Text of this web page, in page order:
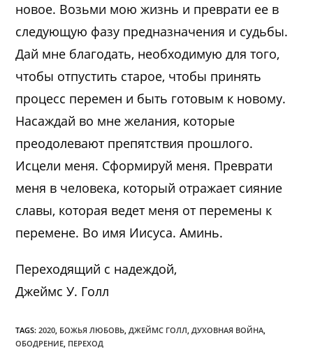
новое. Возьми мою жизнь и преврати ее в
следующую фазу предназначения и судьбы.
Дай мне благодать, необходимую для того,
чтобы отпустить старое, чтобы принять
процесс перемен и быть готовым к новому.
Насаждай во мне желания, которые
преодолевают препятствия прошлого.
Исцели меня. Сформируй меня. Преврати
меня в человека, который отражает сияние
славы, которая ведет меня от перемены к
перемене. Во имя Иисуса. Аминь.
Переходящий с надеждой,
Джеймс У. Голл
TAGS:2020, БОЖЬЯ ЛЮБОВЬ, ДЖЕЙМС ГОЛЛ, ДУХОВНАЯ ВОЙНА,
ОБОДРЕНИЕ, ПЕРЕХОД